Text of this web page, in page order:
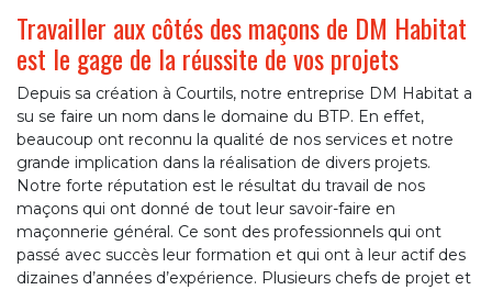
Travailler aux côtés des maçons de DM Habitat
est le gage de la réussite de vos projets
Depuis sa création à Courtils, notre entreprise DM Habitat a
su se faire un nom dans le domaine du BTP. En effet,
beaucoup ont reconnu la qualité de nos services et notre
grande implication dans la réalisation de divers projets.
Notre forte réputation est le résultat du travail de nos
maçons qui ont donné de tout leur savoir-faire en
maçonnerie général. Ce sont des professionnels qui ont
passé avec succès leur formation et qui ont à leur actif des
dizaines d’années d’expérience. Plusieurs chefs de projet et